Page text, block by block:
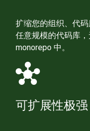
扩缩您的组织、代
任意规模的代码库
monorepo 中。
hub
可扩展性极强